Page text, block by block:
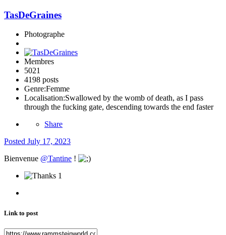
TasDeGraines
Photographe
Membres
5021
4198 posts
Genre:Femme
Localisation:Swallowed by the womb of death, as I pass
through the fucking gate, descending towards the end faster
Share
Posted July 17, 2023
Bienvenue @Tantine !
1
Link to post